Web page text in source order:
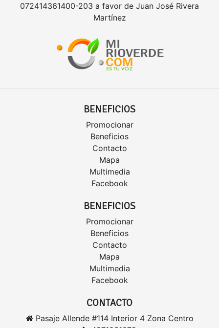
072414361400-203 a favor de Juan José Rivera
Martínez
BENEFICIOS
Promocionar
Beneficios
Contacto
Mapa
Multimedia
Facebook
BENEFICIOS
Promocionar
Beneficios
Contacto
Mapa
Multimedia
Facebook
CONTACTO
Pasaje Allende #114 Interior 4 Zona Centro